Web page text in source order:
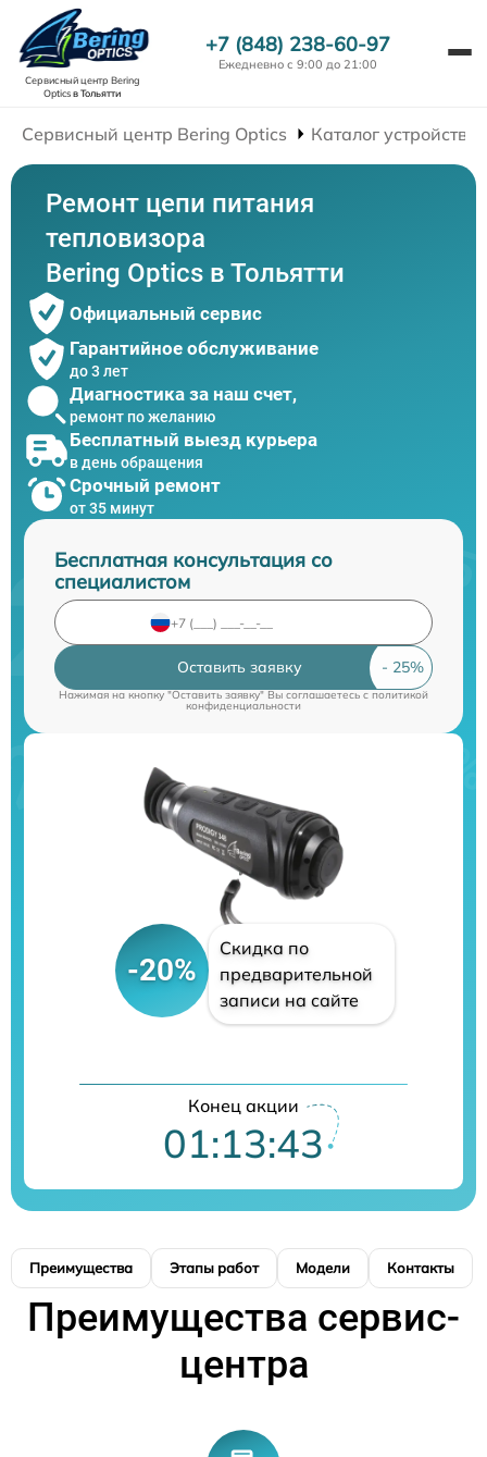
Сервисный центр Bering
Opticsв Тольятти
+7 (848) 238-60-97
Ежедневно с 9:00 до 21:00
Сервисный центр Bering Optics Каталог устройств
Ремонт цепи питания
тепловизора
Bering Optics в Тольятти
Официальный сервис
Гарантийное обслуживание
до 3 лет
Диагностика за наш счет,
ремонт по желанию
Бесплатный выезд курьера
в день обращения
Срочный ремонт
от 35 минут
Бесплатная консультация со
специалистом
Оставить заявку
Нажимая на кнопку "Оставить заявку" Вы соглашаетесь cполитикой
конфиденциальности
-20%
Скидка по
предварительной
записи на сайте
Конец акции
01:13:42
Преимущества Этапы работ Модели Контакты
Преимущества сервис-
центра